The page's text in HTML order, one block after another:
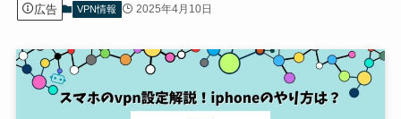
広告 VPN情報 2025年4月10日